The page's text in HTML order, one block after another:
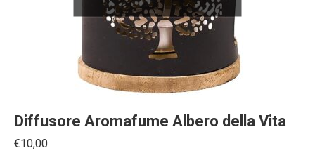
Diffusore Aromafume Albero della Vita
€10,00